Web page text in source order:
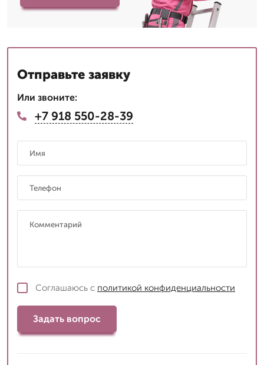
Отправьте заявку
Или звоните:
+7 918 550-28-39
Соглашаюсь с политикой конфиденциальности
Задать вопрос